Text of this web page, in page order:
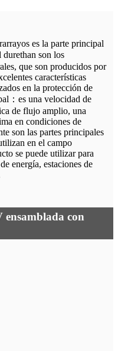
es la parte principal
durethan son los
que son producidos por
características
en la protección de
： es una velocidad de
de flujo amplio, una
en condiciones de
son las partes principales
en el campo
se puede utilizar para
energía, estaciones de
con